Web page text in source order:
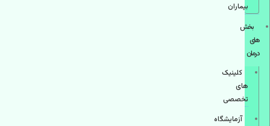
بیماران
بخش
های
درمان
کلینیک
های
تخصصی
آزمایشگاه